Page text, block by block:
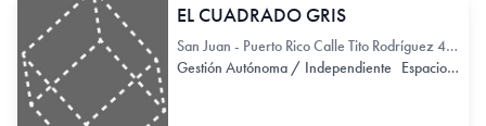
EL CUADRADO GRIS
San Juan - Puerto Rico Calle Tito Rodríguez 455
Gestión Autónoma / Independiente Espacio de Exhibición